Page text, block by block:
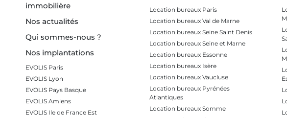
sur-Marne offre un environnement de
verts. C'est un argument de poids pour
quête d'un meilleur équilibre de vie.
et en devenir
le quartier d'affaires de La Défense et le
à proximité, la connectivité est déjà excellente.
la parachever.
immobilière
Nos actualités
Qui sommes-nous ?
Nos implantations
EVOLIS Paris
EVOLIS Lyon
EVOLIS Pays Basque
EVOLIS Amiens
EVOLIS Ile de France Est
Location bureaux Paris
Location bureaux Val de Marne
Location bureaux Seine Saint Denis
Location bureaux Seine et Marne
Location bureaux Essonne
Location bureaux Isère
Location bureaux Vaucluse
Location bureaux Pyrénées
Atlantiques
Location bureaux Somme